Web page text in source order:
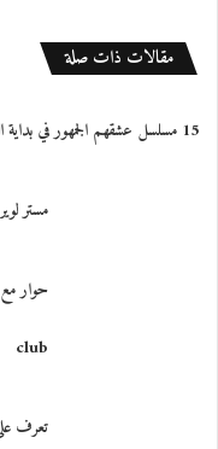
مقالات ذات صلة
15 مسلسل عشقهم الجمهور في بداية الـ2000
‎مستر لوير محامي يناقش قضاياه من خلال أغاني الراب
club